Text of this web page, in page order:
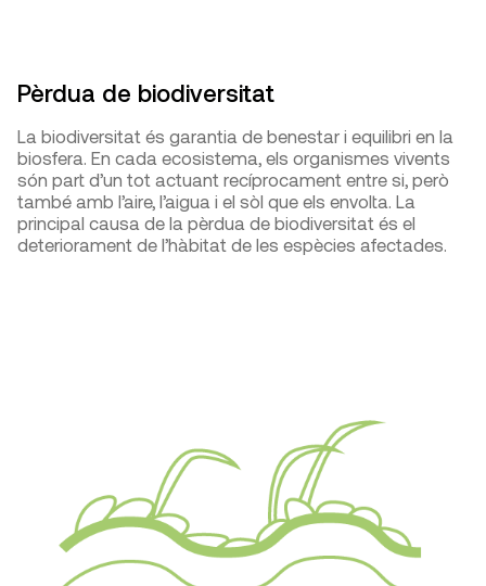
Pèrdua de biodiversitat
La biodiversitat és garantia de benestar i equilibri en la
biosfera. En cada ecosistema, els organismes vivents
són part d’un tot actuant recíprocament entre si, però
també amb l’aire, l’aigua i el sòl que els envolta. La
principal causa de la pèrdua de biodiversitat és el
deteriorament de l’hàbitat de les espècies afectades.